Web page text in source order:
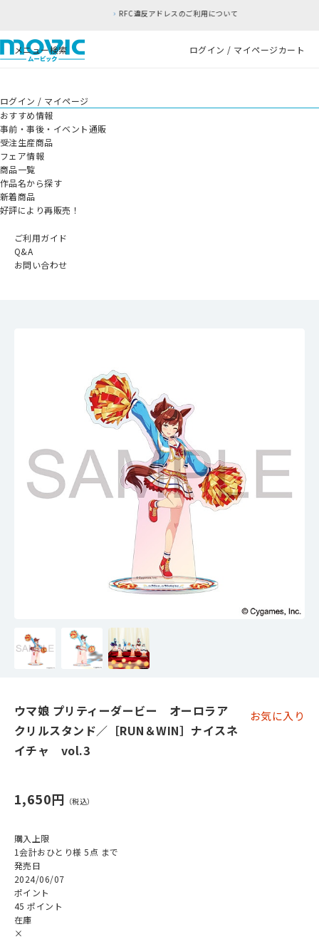
RFC違反アドレスのご利用について
メニュー検索 ログイン / マイページカート
ログイン / マイページ
おすすめ情報
事前・事後・イベント通販
受注生産商品
フェア情報
商品一覧
作品名から探す
新着商品
好評により再販売！
ご利用ガイド
Q&A
お問い合わせ
ウマ娘 プリティーダービー オーロラア
クリルスタンド／［RUN＆WIN］ナイスネ
イチャ vol.3
お気に入り
1,650円
購入上限
1会計おひとり様 5点 まで
発売日
2024/06/07
ポイント
45 ポイント
在庫
×